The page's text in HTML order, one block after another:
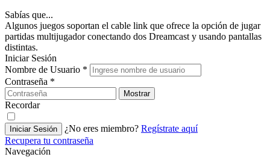
Sabías que...
Algunos juegos soportan el cable link que ofrece la opción de jugar
partidas multijugador conectando dos Dreamcast y usando pantallas
distintas.
Iniciar Sesión
Nombre de Usuario *
Contraseña *
Mostrar
Recordar
Iniciar Sesión ¿No eres miembro? Regístrate aquí
Recupera tu contraseña
Navegación